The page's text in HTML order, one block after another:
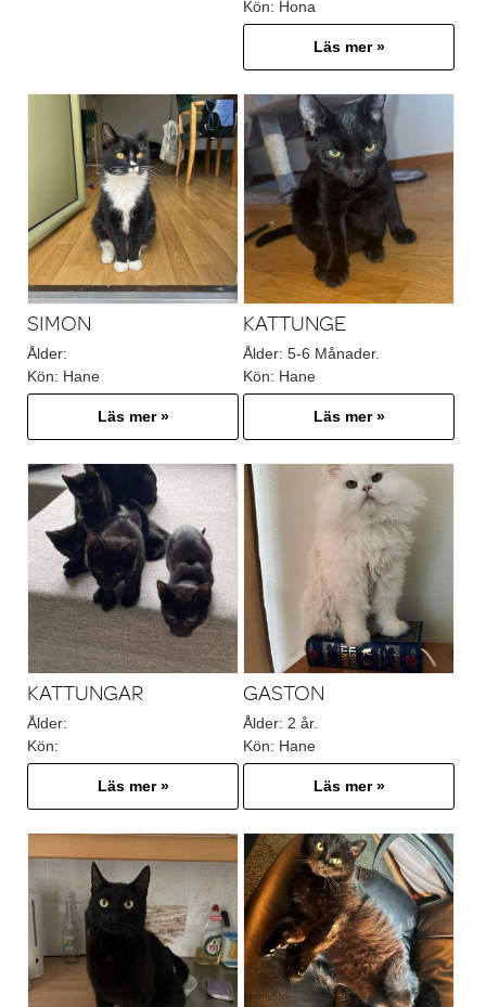
Kön: Hona
Läs mer »
SIMON
Ålder:
Kön: Hane
Läs mer »
KATTUNGE
Ålder: 5-6 Månader.
Kön: Hane
Läs mer »
KATTUNGAR
Ålder:
Kön:
Läs mer »
GASTON
Ålder: 2 år.
Kön: Hane
Läs mer »